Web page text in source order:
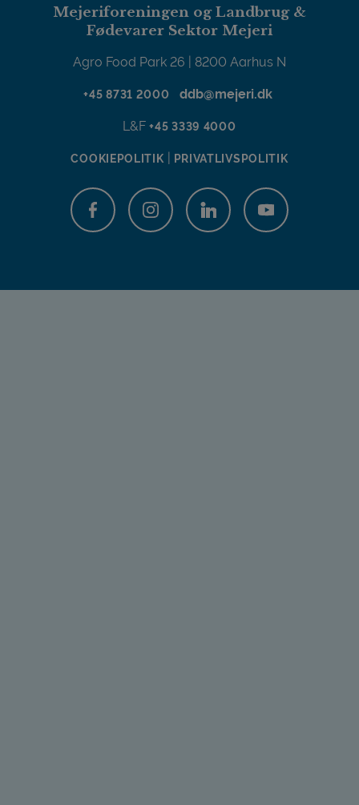
Mejeriforeningen og Landbrug &
Fødevarer Sektor Mejeri
Agro Food Park 26 | 8200 Aarhus N
+45 8731 2000 ddb@mejeri.dk
L&F+45 3339 4000
COOKIEPOLITIK PRIVATLIVSPOLITIK